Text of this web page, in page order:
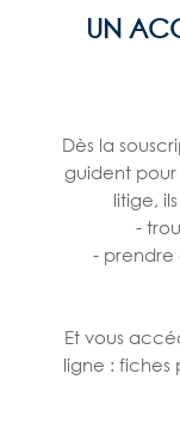
UN
Dès la
guident pour
litige,
-
- prendre
Et vous
ligne : fiches